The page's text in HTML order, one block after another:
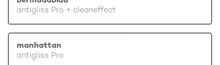
antigliss Pro + cleaneffect
manhattan
antigliss Pro